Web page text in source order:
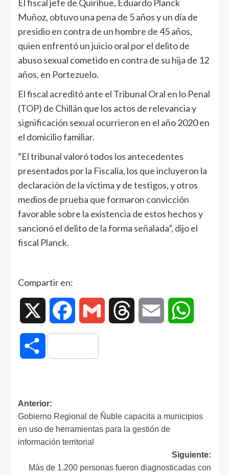
El fiscal jefe de Quirihue, Eduardo Planck
Muñoz, obtuvo una pena de 5 años y un día de
presidio en contra de un hombre de 45 años,
quien enfrentó un juicio oral por el delito de
abuso sexual cometido en contra de su hija de 12
años, en Portezuelo.
El fiscal acreditó ante el Tribunal Oral en lo Penal
(TOP) de Chillán que los actos de relevancia y
significación sexual ocurrieron en el año 2020 en
el domicilio familiar.
“El tribunal valoró todos los antecedentes
presentados por la Fiscalía, los que incluyeron la
declaración de la víctima y de testigos, y otros
medios de prueba que formaron convicción
favorable sobre la existencia de estos hechos y
sancionó el delito de la forma señalada”, dijo el
fiscal Planck.
Compartir en:
Facebook Gmail Threads Email
Compartir
Anterior:
Gobierno Regional de Ñuble capacita a municipios
en uso de herramientas para la gestión de
información territorial
Siguiente:
Más de 1.200 personas fueron diagnosticadas con